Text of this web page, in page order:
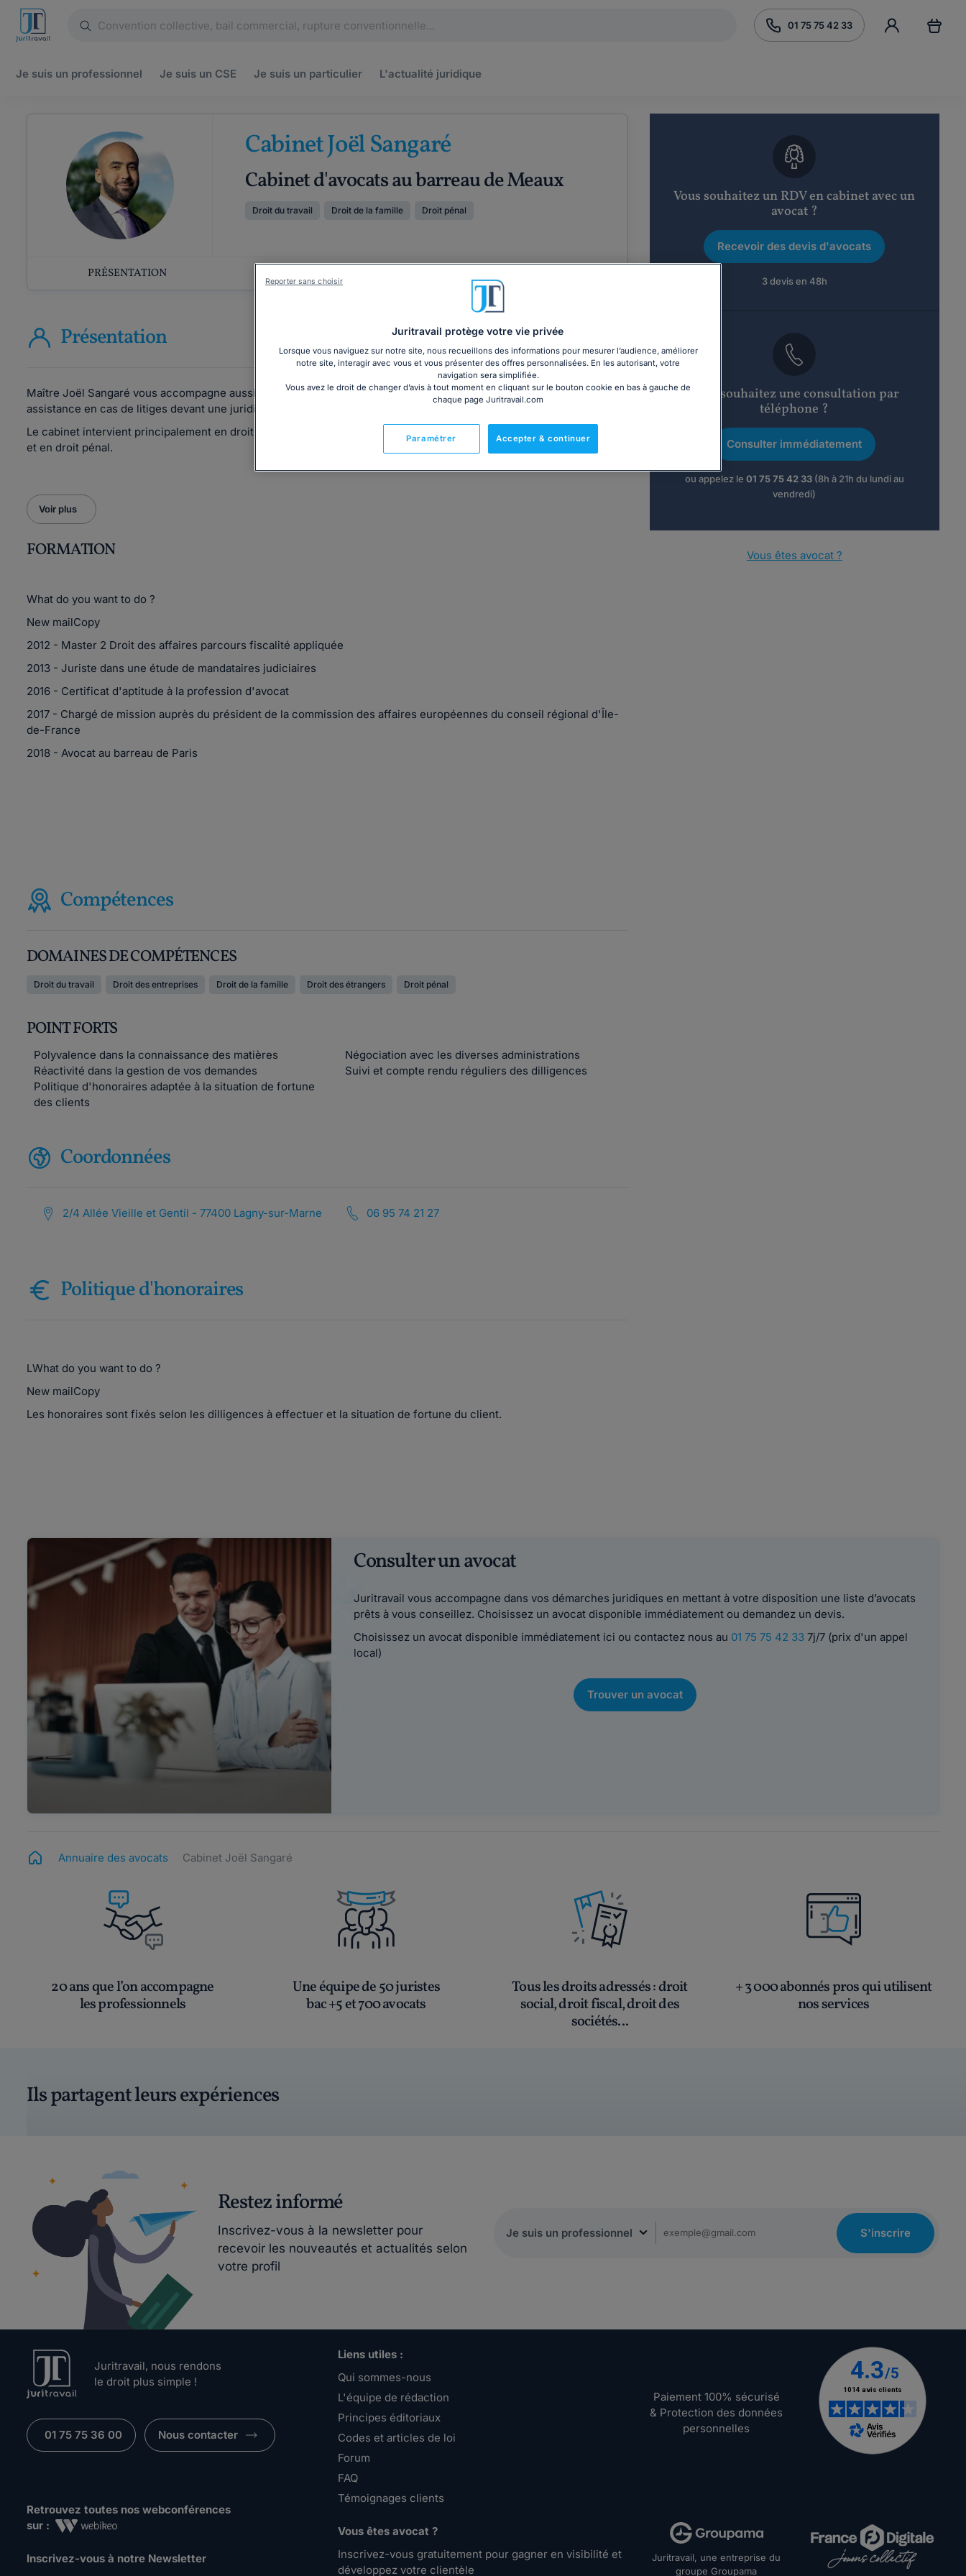
01 75 75 42 33
Je suis un professionnel Je suis un CSE Je suis un particulier L'actualité juridique
Cabinet Joël Sangaré
Cabinet d'avocats au barreau de Meaux
Droit du travail Droit de la famille Droit pénal
PRÉSENTATION
Présentation
Maître Joël Sangaré vous accompagne aussi bien pour des prestations de conseils juridiques que pour une
assistance en cas de litiges devant une juridiction.
Le cabinet intervient principalement en droit du travail et en droit de la famille mais également en droit des étrangers
et en droit pénal.
Voir plus
FORMATION
What do you want to do ?
New mailCopy
2012 - Master 2 Droit des affaires parcours fiscalité appliquée
2013 - Juriste dans une étude de mandataires judiciaires
2016 - Certificat d'aptitude à la profession d'avocat
2017 - Chargé de mission auprès du président de la commission des affaires européennes du conseil régional d'Île-
de-France
2018 - Avocat au barreau de Paris
Compétences
DOMAINES DE COMPÉTENCES
Droit du travail Droit des entreprises Droit de la famille Droit des étrangers Droit pénal
POINT FORTS
Polyvalence dans la connaissance des matières
Négociation avec les diverses administrations
Réactivité dans la gestion de vos demandes
Suivi et compte rendu réguliers des dilligences
Politique d'honoraires adaptée à la situation de fortune
des clients
Coordonnées
2/4 Allée Vieille et Gentil - 77400 Lagny-sur-Marne 06 95 74 21 27
Politique d'honoraires
LWhat do you want to do ?
New mailCopy
Les honoraires sont fixés selon les dilligences à effectuer et la situation de fortune du client.
Vous souhaitez un RDV en cabinet avec un
avocat ?
Recevoir des devis d'avocats
3 devis en 48h
Vous souhaitez une consultation par
téléphone ?
Consulter immédiatement
ou appelez le 01 75 75 42 33(8h à 21h du lundi au
vendredi)
Vous êtes avocat ?
Consulter un avocat
Juritravail vous accompagne dans vos démarches juridiques en mettant à votre disposition une liste d’avocats
prêts à vous conseillez. Choisissez un avocat disponible immédiatement ou demandez un devis.
Choisissez un avocat disponible immédiatement ici ou contactez nous au 01 75 75 42 337j/7 (prix d'un appel
local)
Trouver un avocat
Annuaire des avocats Cabinet Joël Sangaré
20 ans que l’on accompagne
les professionnels
Une équipe de 50 juristes
bac +5 et 700 avocats
Tous les droits adressés: droit
social, droit fiscal, droit des
sociétés...
+ 3 000 abonnés pros qui utilisent
nos services
Ils partagent leurs expériences
Restez informé
Inscrivez-vous à la newsletter pour
recevoir les nouveautés et actualités selon
votre profil
S'inscrire
Juritravail, nous rendons
le droit plus simple !
01 75 75 36 00 Nous contacter
Retrouvez toutes nos webconférences
sur :
Inscrivez-vous à notre Newsletter
Liens utiles :
Qui sommes-nous
L'équipe de rédaction
Principes éditoriaux
Codes et articles de loi
Forum
FAQ
Témoignages clients
Vous êtes avocat ?
Inscrivez-vous gratuitement pour gagner en visibilité et
développez votre clientèle
Paiement 100% sécurisé
& Protection des données
personnelles
Juritravail, une entreprise du
groupe Groupama
Juritravail protège votre vie privée
Lorsque vous naviguez sur notre site, nous recueillons des informations pour mesurer l’audience, améliorer
notre site, interagir avec vous et vous présenter des offres personnalisées. En les autorisant, votre
navigation sera simplifiée.
Vous avez le droit de changer d’avis à tout moment en cliquant sur le bouton cookie en bas à gauche de
chaque page Juritravail.com
Accepter & continuer
Paramétrer
Reporter sans choisir